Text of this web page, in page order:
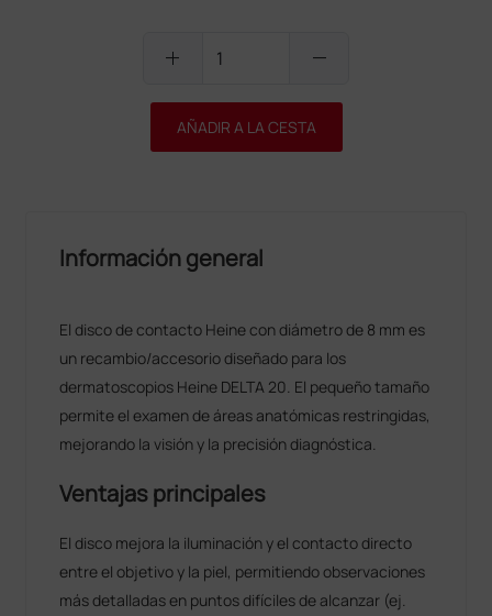
add remove
AÑADIR A LA CESTA
Información general
El disco de contacto Heine con diámetro de 8 mm es
un recambio/accesorio diseñado para los
dermatoscopios Heine DELTA 20. El pequeño tamaño
permite el examen de áreas anatómicas restringidas,
mejorando la visión y la precisión diagnóstica.
Ventajas principales
El disco mejora la iluminación y el contacto directo
entre el objetivo y la piel, permitiendo observaciones
más detalladas en puntos difíciles de alcanzar (ej.